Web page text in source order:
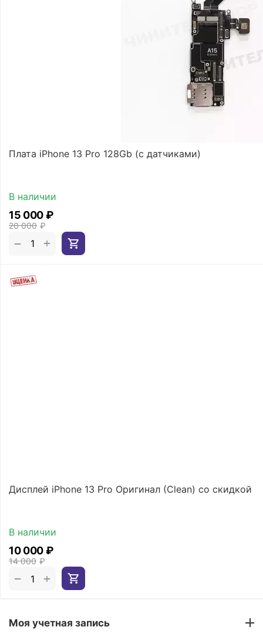
Плата iPhone 13 Pro 128Gb (с датчиками)
В наличии
20 000 ₽
15 000₽
+
−
Дисплей iPhone 13 Pro Оригинал (Clean) со скидкой
В наличии
14 000 ₽
10 000₽
+
−
Моя учетная запись